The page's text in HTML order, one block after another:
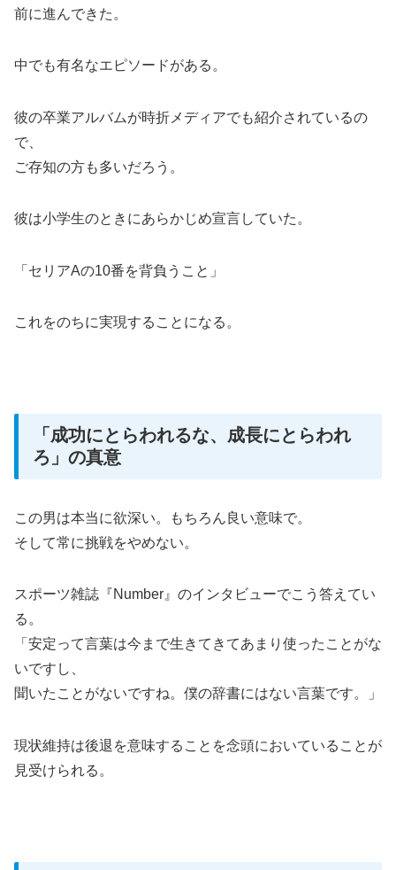
前に進んできた。
中でも有名なエピソードがある。
彼の卒業アルバムが時折メディアでも紹介されているの
で、
ご存知の方も多いだろう。
彼は小学生のときにあらかじめ宣言していた。
「セリアAの10番を背負うこと」
これをのちに実現することになる。
「成功にとらわれるな、成長にとらわれ
ろ」の真意
この男は本当に欲深い。もちろん良い意味で。
そして常に挑戦をやめない。
スポーツ雑誌『Number』のインタビューでこう答えてい
る。
「安定って言葉は今まで生きてきてあまり使ったことがな
いですし、
聞いたことがないですね。僕の辞書にはない言葉です。」
現状維持は後退を意味することを念頭においていることが
見受けられる。